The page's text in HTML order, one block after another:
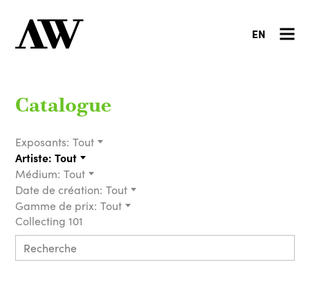
EN
Catalogue
Exposants: Tout
Artiste: Tout
Médium: Tout
Date de création: Tout
Gamme de prix: Tout
Collecting 101